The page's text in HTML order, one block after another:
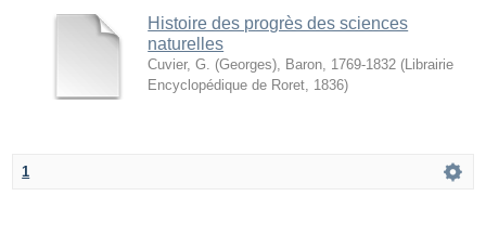
Histoire des progrès des sciences
naturelles
Cuvier, G. (Georges), Baron, 1769-1832 ( Librairie
Encyclopédique de Roret 1836)
1